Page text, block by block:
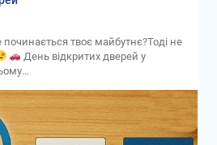
твоє майбутнє?Тоді не
День відкритих дверей у